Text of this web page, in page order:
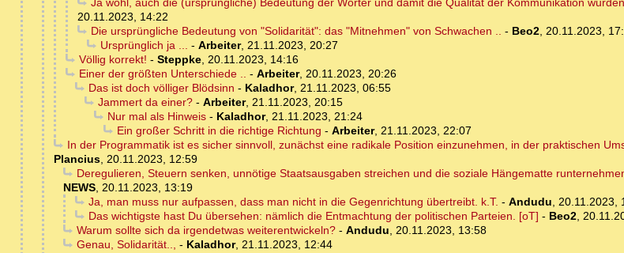
20.11.2023, 14:22
Die ursprüngliche Bedeutung von "Solidarität": das "Mitnehmen" von Schwachen ..
- Beo2, 20.11.2023,
Ursprünglich ja ...
- Arbeiter, 21.11.2023, 20:27
Völlig korrekt! - Steppke, 20.11.2023, 14:16
Einer der größten Unterschiede ..
- Arbeiter, 20.11.2023, 20:26
Das ist doch völliger Blödsinn - Kaladhor, 21.11.2023, 06:55
Jammert da einer?- Arbeiter, 21.11.2023, 20:15
Nur mal als Hinweis- Kaladhor, 21.11.2023, 21:24
Ein großer Schritt in die richtige Richtung - Arbeiter, 21.11.2023, 22:07
In der Programmatik ist es sicher sinnvoll, zunächst eine radikale Position einzunehmen, in der praktischen
Plancius 20.11.2023, 12:59
Deregulieren, Steuern senken, unnötige Staatsausgaben streichen und die soziale Hängematte
NEWS 20.11.2023, 13:19
Ja, man muss nur aufpassen, dass man nicht in die Gegenrichtung übertreibt. k.T. - Andudu
20.11.2023,
Das wichtigste hast Du übersehen: nämlich die Entmachtung der politischen Parteien. [oT] - Beo2,
Warum sollte sich da irgendetwas weiterentwickeln?- Andudu
20.11.2023, 13:58
Genau, Solidarität..,
- Kaladhor, 21.11.2023, 12:44